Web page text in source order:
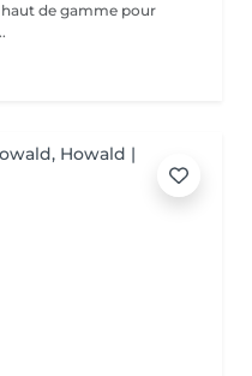
haut de gamme pour